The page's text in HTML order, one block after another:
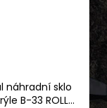
náhradní sklo
B-33 ROLL